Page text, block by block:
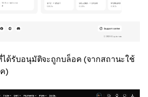
ด้รับอนุมัติจะถูกบล็อค (จากสถานะใช้
)